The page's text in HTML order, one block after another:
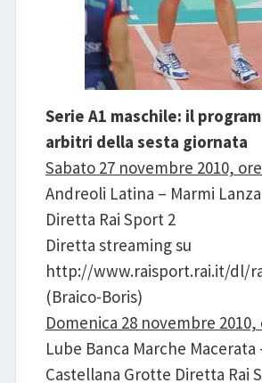
Serie A1 maschile: il
arbitri della sesta giornata
Sabato 27 novembre 2010,
Andreoli Latina – Marmi
Diretta Rai Sport 2
Diretta streaming su
http://www.raisport.rai.it/dl/
(Braico-Boris)
Domenica 28 novembre 2010,
Lube Banca Marche Macerata
Castellana Grotte Diretta Rai